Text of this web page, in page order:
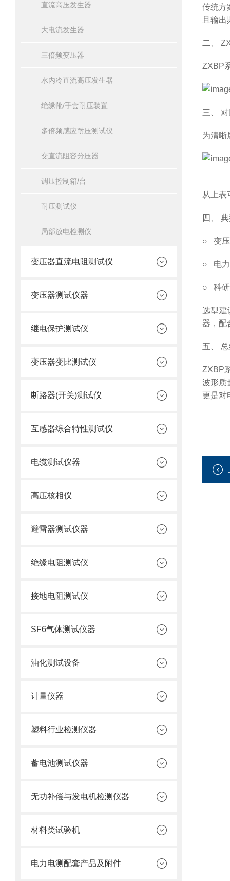
直流高压发生器
大电流发生器
三倍频变压器
水内冷直流高压发生器
绝缘靴/手套耐压装置
多倍频感应耐压测试仪
交直流阻容分压器
调压控制箱/台
耐压测试仪
局部放电检测仪
变压器直流电阻测试仪
变压器测试仪器
继电保护测试仪
变压器变比测试仪
断路器(开关)测试仪
互感器综合特性测试仪
电缆测试仪器
高压核相仪
避雷器测试仪器
绝缘电阻测试仪
接地电阻测试仪
SF6气体测试仪器
油化测试设备
计量仪器
塑料行业检测仪器
蓄电池测试仪器
无功补偿与发电机检测仪器
材料类试验机
电力电测配套产品及附件
传统方
且输
二、
ZXBP
三、
为清晰
从上表
四、
○ 变压
○ 电
○ 科
选型建
器，配
五、
ZXBP
波形质
更是对